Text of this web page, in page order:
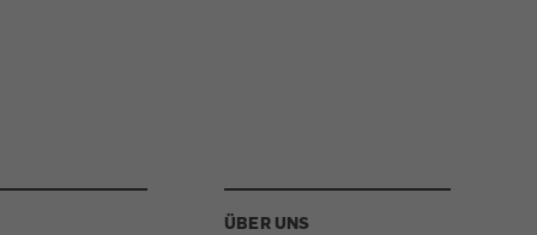
ÜBER UNS